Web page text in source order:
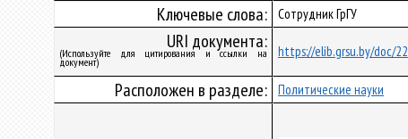
Ключевые слова: Сотрудник ГрГУ
URI документа:
(Используйте для цитирования и ссылки на
документ)
https://elib.grsu.by/doc/
Расположен в разделе: Политические науки